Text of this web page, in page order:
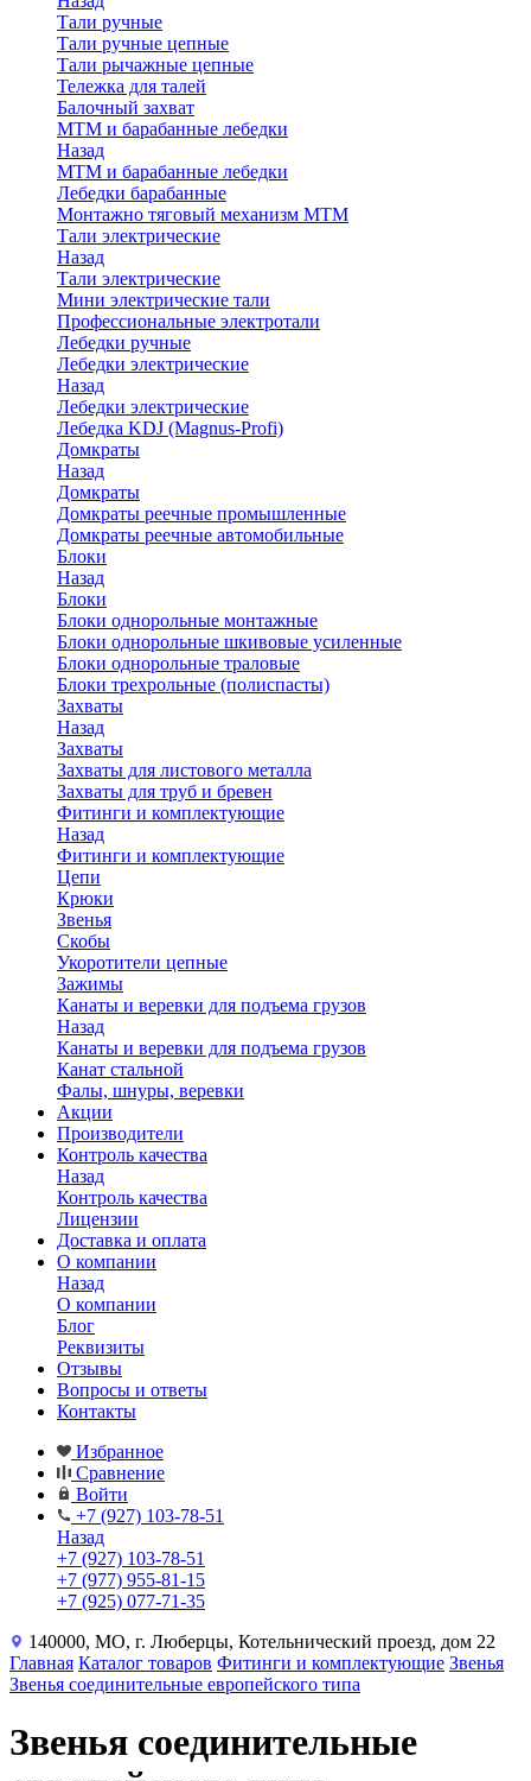
Тали ручные
Тали ручные цепные
Тали рычажные цепные
Тележка для талей
Балочный захват
МТМ и барабанные лебедки
Назад
МТМ и барабанные лебедки
Лебедки барабанные
Монтажно тяговый механизм МТМ
Тали электрические
Назад
Тали электрические
Мини электрические тали
Профессиональные электротали
Лебедки ручные
Лебедки электрические
Назад
Лебедки электрические
Лебедка KDJ (Magnus-Profi)
Домкраты
Назад
Домкраты
Домкраты реечные промышленные
Домкраты реечные автомобильные
Блоки
Назад
Блоки
Блоки однорольные монтажные
Блоки однорольные шкивовые усиленные
Блоки однорольные траловые
Блоки трехрольные (полиспасты)
Захваты
Назад
Захваты
Захваты для листового металла
Захваты для труб и бревен
Фитинги и комплектующие
Назад
Фитинги и комплектующие
Цепи
Крюки
Звенья
Скобы
Укоротители цепные
Зажимы
Канаты и веревки для подъема грузов
Назад
Канаты и веревки для подъема грузов
Канат стальной
Фалы, шнуры, веревки
Акции
Производители
Контроль качества
Назад
Контроль качества
Лицензии
Доставка и оплата
О компании
Назад
О компании
Блог
Реквизиты
Отзывы
Вопросы и ответы
Контакты
Избранное
Сравнение
Войти
+7 (927) 103-78-51
Назад
+7 (927) 103-78-51
+7 (977) 955-81-15
+7 (925) 077-71-35
140000, МО, г. Люберцы, Котельнический проезд, дом 22
Главная Каталог товаров Фитинги и комплектующие Звенья
Звенья соединительные европейского типа
Звенья соединительные